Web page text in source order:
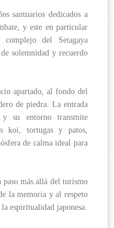
santuarios dedicados a
y este en particular
del Setagaya
solemnidad y recuerdo
apartado, al fondo del
de piedra. La entrada
su entorno transmite
koi, tortugas y patos,
de calma ideal para
más allá del turismo
la memoria y al respeto
espiritualidad japonesa.